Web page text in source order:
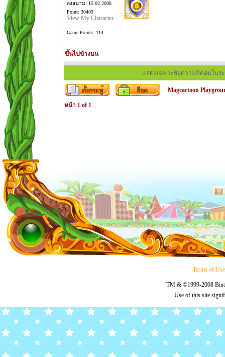
ลงสนาม: 15 02 2008
Point: 30409
View My Character
Game Points: 114
ขึ้นไปข้างบน
แสดงเฉพาะข้อความที่ตอบในร
Magcartoon
หน้า 1 of 1
Terms of Use
TM & ©1999-2008
Use of this site